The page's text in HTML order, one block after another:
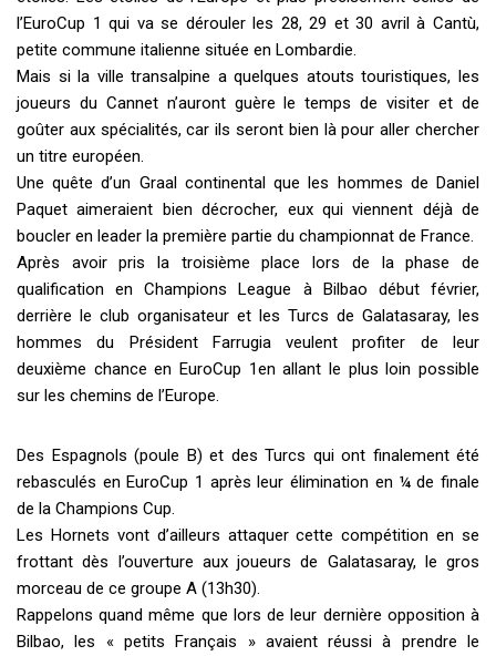
l’EuroCup 1 qui va se dérouler les 28, 29 et 30 avril à Cantù,
petite commune italienne située en Lombardie.
Mais si la ville transalpine a quelques atouts touristiques, les
joueurs du Cannet n’auront guère le temps de visiter et de
goûter aux spécialités, car ils seront bien là pour aller chercher
un titre européen.
Une quête d’un Graal continental que les hommes de Daniel
Paquet aimeraient bien décrocher, eux qui viennent déjà de
boucler en leader la première partie du championnat de France.
Après avoir pris la troisième place lors de la phase de
qualification en Champions League à Bilbao début février,
derrière le club organisateur et les Turcs de Galatasaray, les
hommes du Président Farrugia veulent profiter de leur
deuxième chance en EuroCup 1en allant le plus loin possible
sur les chemins de l’Europe.
Des Espagnols (poule B) et des Turcs qui ont finalement été
rebasculés en EuroCup 1 après leur élimination en ¼ de finale
de la Champions Cup.
Les Hornets vont d’ailleurs attaquer cette compétition en se
frottant dès l’ouverture aux joueurs de Galatasaray, le gros
morceau de ce groupe A (13h30).
Rappelons quand même que lors de leur dernière opposition à
Bilbao, les « petits Français » avaient réussi à prendre le